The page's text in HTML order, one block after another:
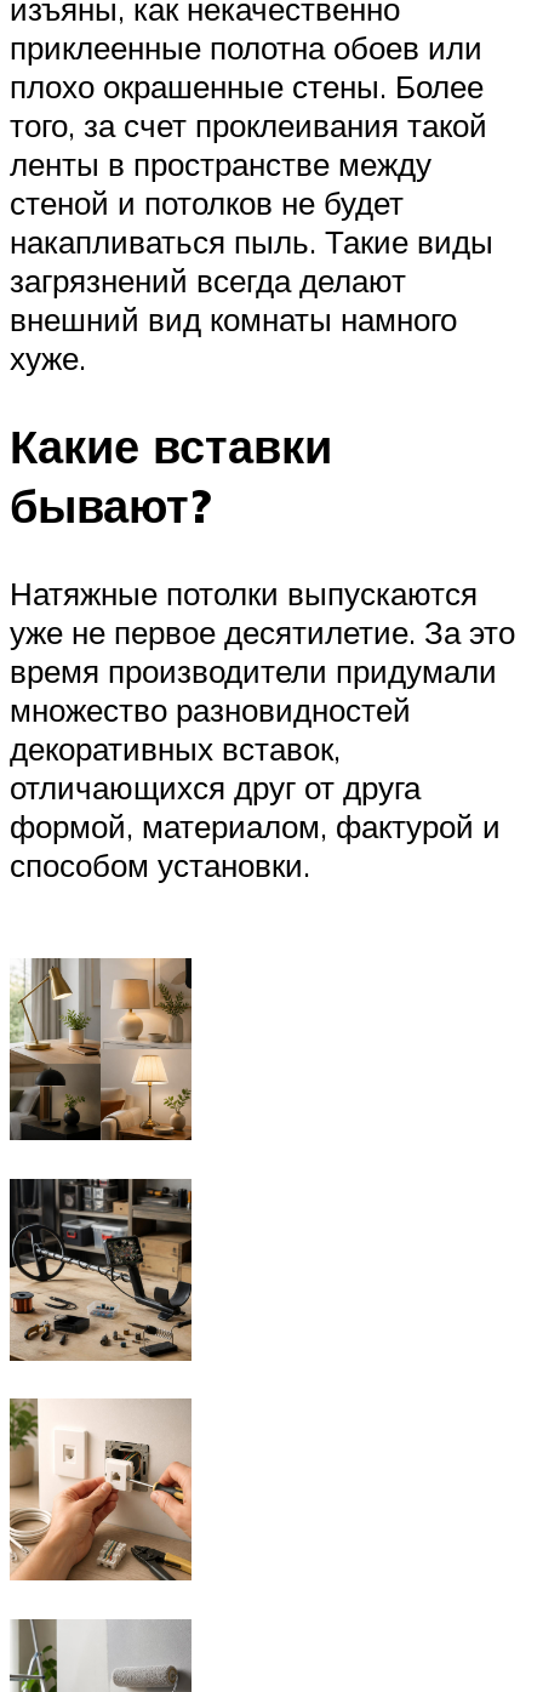
изъяны, как некачественно
приклеенные полотна обоев или
плохо окрашенные стены. Более
того, за счет проклеивания такой
ленты в пространстве между
стеной и потолков не будет
накапливаться пыль. Такие виды
загрязнений всегда делают
внешний вид комнаты намного
хуже.
Какие вставки
бывают?
Натяжные потолки выпускаются
уже не первое десятилетие. За это
время производители придумали
множество разновидностей
декоративных вставок,
отличающихся друг от друга
формой, материалом, фактурой и
способом установки.